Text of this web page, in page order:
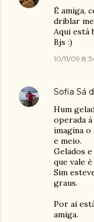
É amiga,
driblar
Aqui está
Bjs :)
10/11/09
Sofia Sá
Hum
operada
imagina o
e meio.
Gelados
que vale
Sim
graus.
Por ai
amiga.